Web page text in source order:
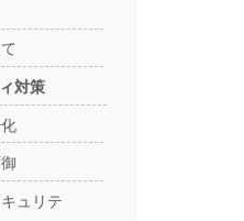
対策
ュリテ